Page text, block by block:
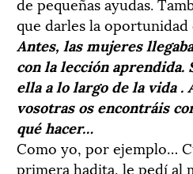
que darles la oportunidad
Antes, las mujeres
con la lección aprendida.
ella a lo largo de la vida .
vosotras os encontráis
qué hacer…
Como yo, por ejemplo…
primera hadita, le pedí al